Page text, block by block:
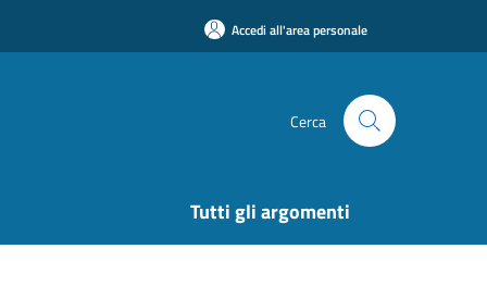
Accedi all'area personale
Cerca
Tutti gli argomenti